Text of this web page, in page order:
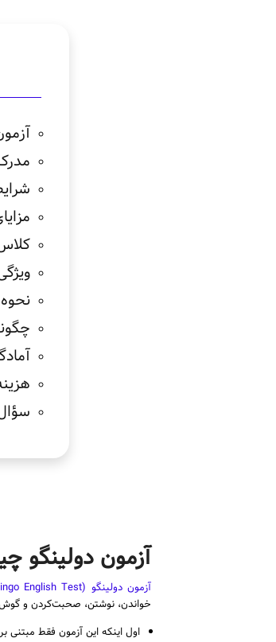
آزمون دولینگو
آزمون دولینگو (Duolingo English Test
خواندن، نوشتن، صحبت‌کردن و
اول اینکه این آزمون فقط مبتنی